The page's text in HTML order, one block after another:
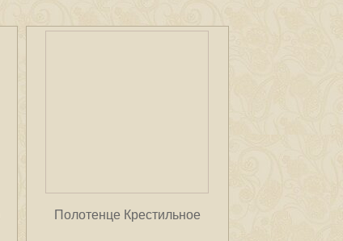
Полотенце Крестильное